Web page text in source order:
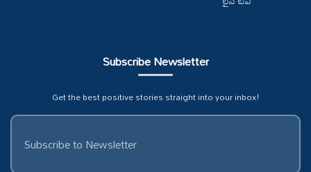
Subscribe Newsletter
Get the best positive stories straight into your inbox!